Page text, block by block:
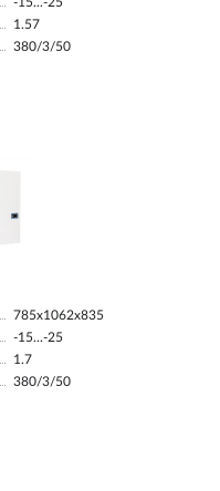
1.57
380/3/50
785x1062x835
-15...-25
1.7
380/3/50